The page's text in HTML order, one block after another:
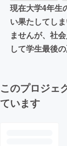
現在大学4年生
い果たしてし
ませんが、社
して学生最後
このプロジェ
ています